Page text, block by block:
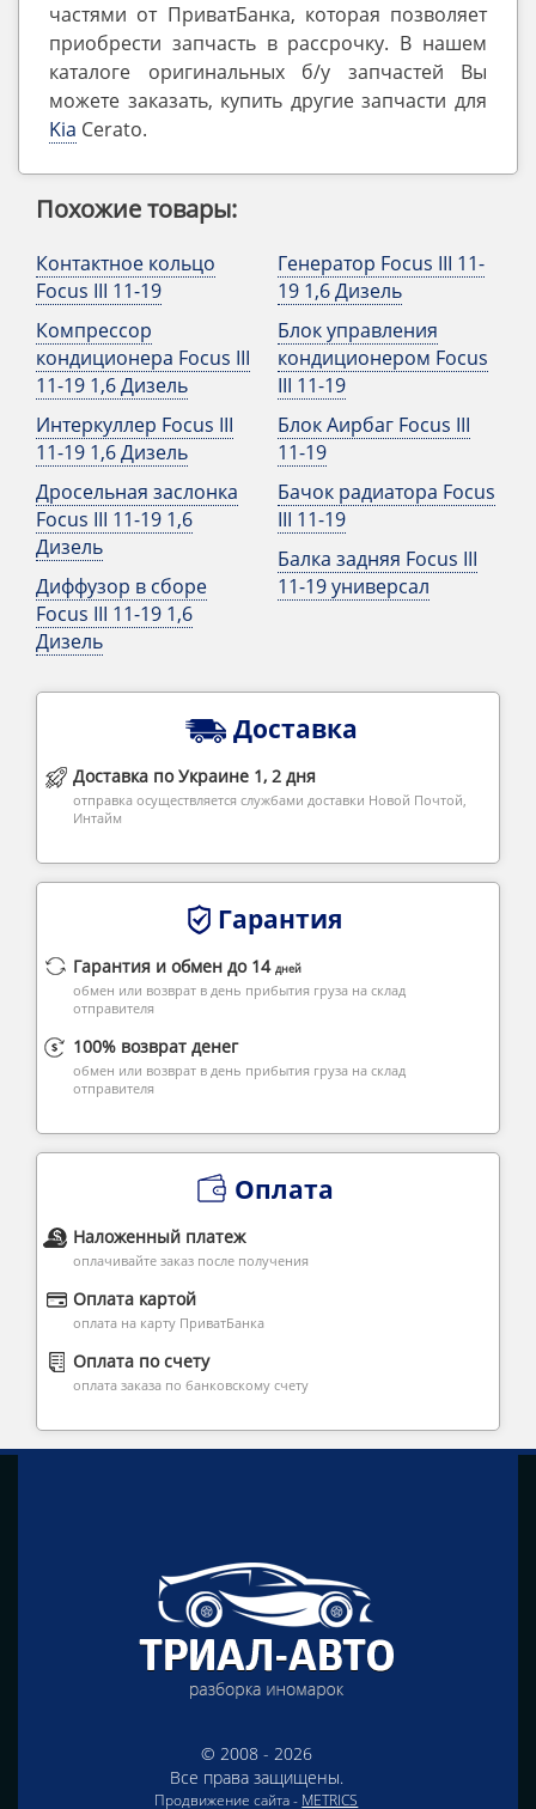
частями от ПриватБанка, которая позволяет
приобрести запчасть в рассрочку. В нашем
каталоге оригинальных б/у запчастей Вы
можете заказать, купить другие запчасти для
Kia Cerato.
Похожие товары:
Контактное кольцо
Focus III 11-19
Компрессор
кондиционера Focus III
11-19 1,6 Дизель
Интеркуллер Focus III
11-19 1,6 Дизель
Дросельная заслонка
Focus III 11-19 1,6
Дизель
Диффузор в сборе
Focus III 11-19 1,6
Дизель
Генератор Focus III 11-
19 1,6 Дизель
Блок управления
кондиционером Focus
III 11-19
Блок Аирбаг Focus III
11-19
Бачок радиатора Focus
III 11-19
Балка задняя Focus III
11-19 универсал
Доставка
Доставка по Украине 1, 2 дня
отправка осуществляется службами доставки Новой Почтой,
Интайм
Гарантия
Гарантия и обмен до 14 дней
обмен или возврат в день прибытия груза на склад
отправителя
100% возврат денег
обмен или возврат в день прибытия груза на склад
отправителя
Оплата
Наложенный платеж
оплачивайте заказ после получения
Оплата картой
оплата на карту ПриватБанка
Оплата по счету
оплата заказа по банковскому счету
© 2008 - 2026
Все права защищены.
Продвижение сайта - METRICS